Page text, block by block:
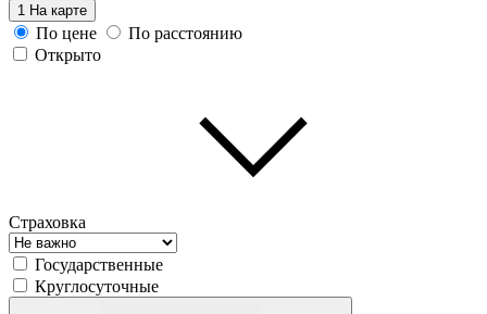
1 На карте
По цене
По расстоянию
Открыто
Страховка
Государственные
Круглосуточные